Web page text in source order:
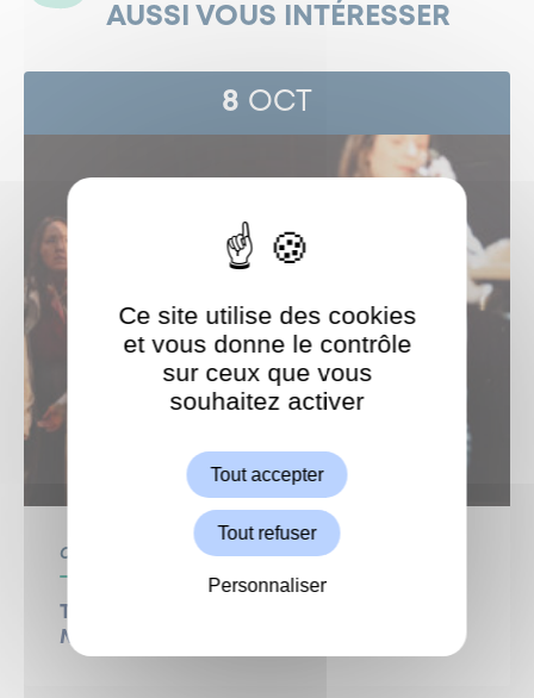
AUSSI VOUS INTÉRESSER
8 OCT
Centre Culturel Culture
THÉÂTRE : Le procès d’une vie Gisèle,
Marie-Claire, Michèle… et les autres
ShareThis est désactivé.
Ce site utilise des cookies
et vous donne le contrôle
sur ceux que vous
souhaitez activer
Tout accepter
Tout refuser
Personnaliser